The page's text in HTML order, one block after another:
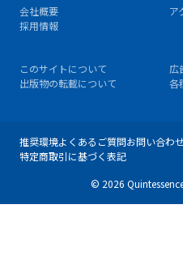
会社概要
ア
採用情報
このサイトについて
広
出版物の転載について
各
推奨環境よくあるご質問お問い合わ
特定商取引に基づく表記
© 2026